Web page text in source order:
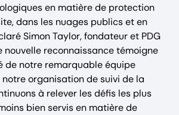
en matière de protection
dans les nuages publics et en
Simon Taylor, fondateur et PDG
nouvelle reconnaissance témoigne
de notre remarquable équipe
organisation de suivi de la
à relever les défis les plus
bien servis en matière de